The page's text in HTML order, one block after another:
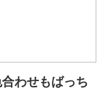
わせもばっち